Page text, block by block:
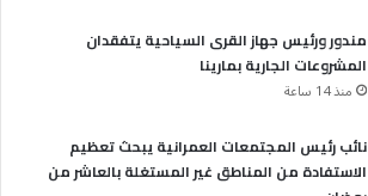
مندور ورئيس جهاز القرى السياحية يتفقدان
المشروعات الجارية بمارينا
منذ 14 ساعة
نائب رئيس المجتمعات العمرانية يبحث تعظيم
الاستفادة من المناطق غير المستغلة بالعاشر من